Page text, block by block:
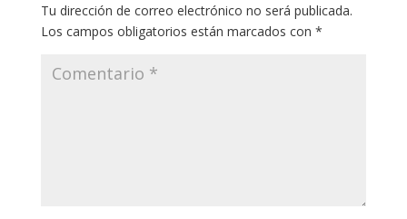
Tu dirección de correo electrónico no será publicada.
Los campos obligatorios están marcados con *